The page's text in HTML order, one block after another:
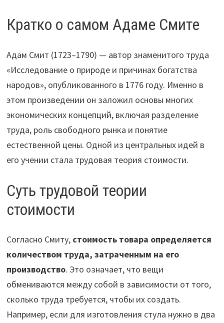
Кратко о самом Адаме Смите
Адам Смит (1723–1790) — автор знаменитого труда
«Исследование о природе и причинах богатства
народов», опубликованного в 1776 году. Именно в
этом произведении он заложил основы многих
экономических концепций, включая разделение
труда, роль свободного рынка и понятие
естественной цены. Одной из центральных идей в
его учении стала трудовая теория стоимости.
Суть трудовой теории
стоимости
Согласно Смиту, стоимость товара определяется
количеством труда, затраченным на его
производство. Это означает, что вещи
обмениваются между собой в зависимости от того,
сколько труда требуется, чтобы их создать.
Например, если для изготовления стула нужно в два